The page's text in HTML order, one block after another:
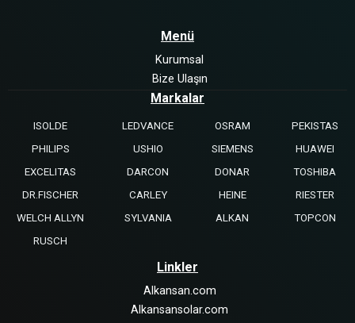
Menü
Kurumsal
Bize Ulaşın
Markalar
ISOLDE LEDVANCE OSRAM
PEKISTAS
PHILIPS
USHIO SIEMENS
HUAWEI
EXCELITAS
DARCON DONAR
TOSHIBA
DR.FISCHER
CARLEY HEINE
RIESTER
WELCH ALLYN
SYLVANIA ALKAN
TOPCON
RUSCH
Linkler
Alkansan.com
Alkansansolar.com